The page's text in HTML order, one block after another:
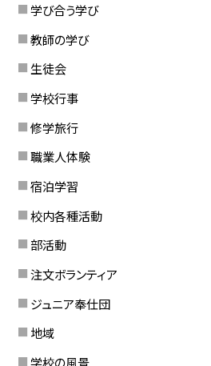
学び合う学び
教師の学び
生徒会
学校行事
修学旅行
職業人体験
宿泊学習
校内各種活動
部活動
注文ボランティア
ジュニア奉仕団
地域
学校の風景